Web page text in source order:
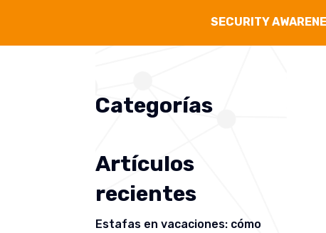
SECURITY
Categorías
Artículos
recientes
Estafas en vacaciones: cómo